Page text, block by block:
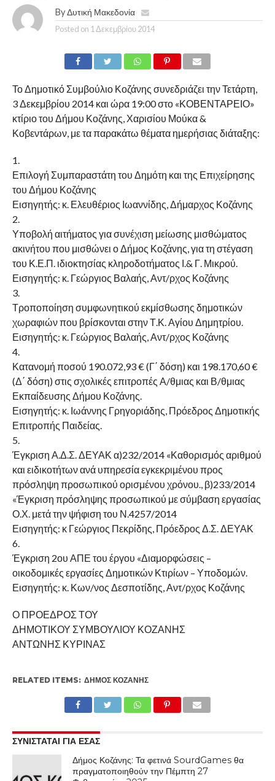
By Δυτική Μακεδονία
Posted on 1 Δεκεμβρίου 2014
Το Δημοτικό Συμβούλιο Κοζάνης συνεδριάζει την Τετάρτη,
3 Δεκεμβρίου 2014 και ώρα 19:00 στο «ΚΟΒΕΝΤΑΡΕΙΟ»
κτίριο του Δήμου Κοζάνης, Χαρισίου Μούκα &
Κοβεντάρων, με τα παρακάτω θέματα ημερήσιας διάταξης:
1.
Επιλογή Συμπαραστάτη του Δημότη και της Επιχείρησης
του Δήμου Κοζάνης
Εισηγητής: κ. Ελευθέριος Ιωαννίδης, Δήμαρχος Κοζάνης
2.
Υποβολή αιτήματος για συνέχιση μείωσης μισθώματος
ακινήτου που μισθώνει ο Δήμος Κοζάνης, για τη στέγαση
του Κ.Ε.Π. ιδιοκτησίας κληροδοτήματος Ι.& Γ. Μικρού.
Εισηγητής: κ. Γεώργιος Βαλαής, Αντ/ρχος Κοζάνης
3.
Τροποποίηση συμφωνητικού εκμίσθωσης δημοτικών
χωραφιών που βρίσκονται στην Τ.Κ. Αγίου Δημητρίου.
Εισηγητής: κ. Γεώργιος Βαλαής, Αντ/ρχος Κοζάνης
4.
Κατανομή ποσού 190.072,93 € (Γ΄ δόση) και 198.170,60 €
(Δ΄ δόση) στις σχολικές επιτροπές Α/θμιας και Β/θμιας
Εκπαίδευσης Δήμου Κοζάνης.
Εισηγητής: κ. Ιωάννης Γρηγοριάδης, Πρόεδρος Δημοτικής
Επιτροπής Παιδείας.
5.
Έγκριση Α.Δ.Σ. ΔΕΥΑΚ α)232/2014 «Καθορισμός αριθμού
και ειδικοτήτων ανά υπηρεσία εγκεκριμένου προς
πρόσληψη προσωπικού ορισμένου χρόνου., β)233/2014
«Έγκριση πρόσληψης προσωπικού με σύμβαση εργασίας
Ο.Χ. μετά την ψήφιση του Ν.4257/2014
Εισηγητής: κ Γεώργιος Πεκρίδης, Πρόεδρος Δ.Σ. ΔΕΥΑΚ
6.
Έγκριση 2ου ΑΠΕ του έργου «Διαμορφώσεις –
οικοδομικές εργασίες Δημοτικών Κτιρίων – Υποδομών.
Εισηγητής: κ. Κων/νος Δεσποτίδης, Αντ/ρχος Κοζάνης
Ο ΠΡΟΕΔΡΟΣ ΤΟΥ
ΔΗΜΟΤΙΚΟΥ ΣΥΜΒΟΥΛΙΟΥ ΚΟΖΑΝΗΣ
ΑΝΤΩΝΗΣ ΚΥΡΙΝΑΣ
RELATED ITEMS: ΔΉΜΟΣ ΚΟΖΆΝΗΣ
ΣΥΝΙΣΤΑΤΑΙ ΓΙΑ ΕΣΑΣ
Δήμος Κοζάνης: Τα φετινά SourdGames θα
πραγματοποιηθούν την Πέμπτη 27